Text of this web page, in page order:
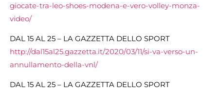
giocate-tra-leo-shoes-modena-e-vero-volley-monza-
video/
DAL 15 AL 25 – LA GAZZETTA DELLO SPORT
http://dal15al25.gazzetta.it/2020/03/11/si-va-verso-un-
annullamento-della-vnl/
DAL 15 AL 25 – LA GAZZETTA DELLO SPORT